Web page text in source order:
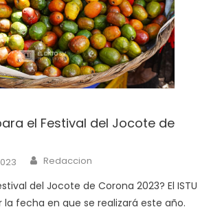
el Festival del Jocote de
Author
Redaccion
del Jocote de Corona 2023? El ISTU
fecha en que se realizará este año.